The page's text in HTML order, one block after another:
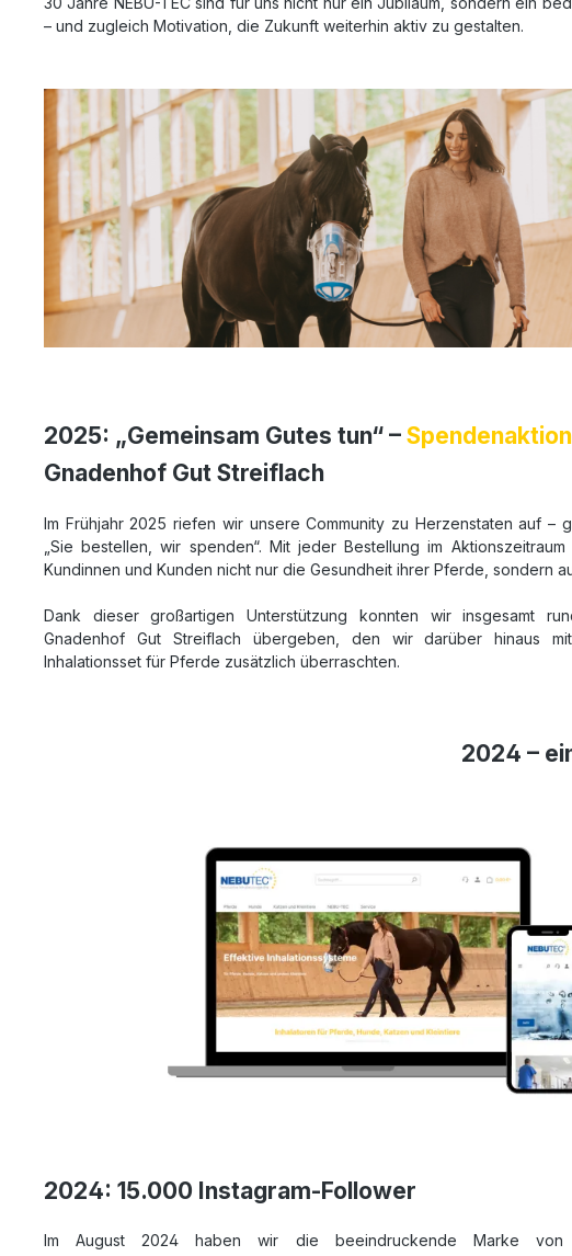
– und zugleich Motivation, die Zukunft weiterhin aktiv zu gestalten.
2025: „Gemeinsam Gutes tun“ – Spendenaktion
Gnadenhof Gut Streiflach
Im Frühjahr 2025 riefen wir unsere Community zu Herzenstaten auf –
„Sie bestellen, wir spenden“. Mit jeder Bestellung im
Kundinnen und Kunden nicht nur die Gesundheit ihrer Pferde, sondern
Dank dieser großartigen Unterstützung konnten wir insgesamt
Gnadenhof Gut Streiflach übergeben, den wir darüber hinaus
Inhalationsset für Pferde zusätzlich überraschten.
2024 –
2024: 15.000 Instagram-Follower
Im August 2024 haben wir die beeindruckende Marke von